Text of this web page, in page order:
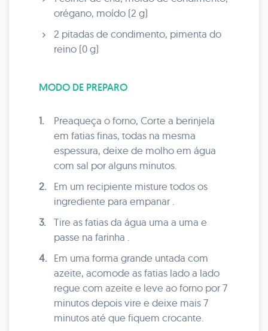
orégano, moído (2 g)
2 pitadas de condimento, pimenta do
reino (0 g)
MODO DE PREPARO
1.
Preaqueça o forno, Corte a berinjela
em fatias finas, todas na mesma
espessura, deixe de molho em água
com sal por alguns minutos.
2.
Em um recipiente misture todos os
ingrediente para empanar .
3.
Tire as fatias da água uma a uma e
passe na farinha .
4.
Em uma forma grande untada com
azeite, acomode as fatias lado a lado
regue com azeite e leve ao forno por 7
minutos depois vire e deixe mais 7
minutos até que fiquem crocante.